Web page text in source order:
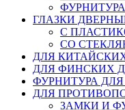
ГЛАЗКИ
С
СО
ДЛЯ
ДЛЯ ФИНСКИХ
ФУРНИТУРА
ДЛЯ
ЗАМКИ И